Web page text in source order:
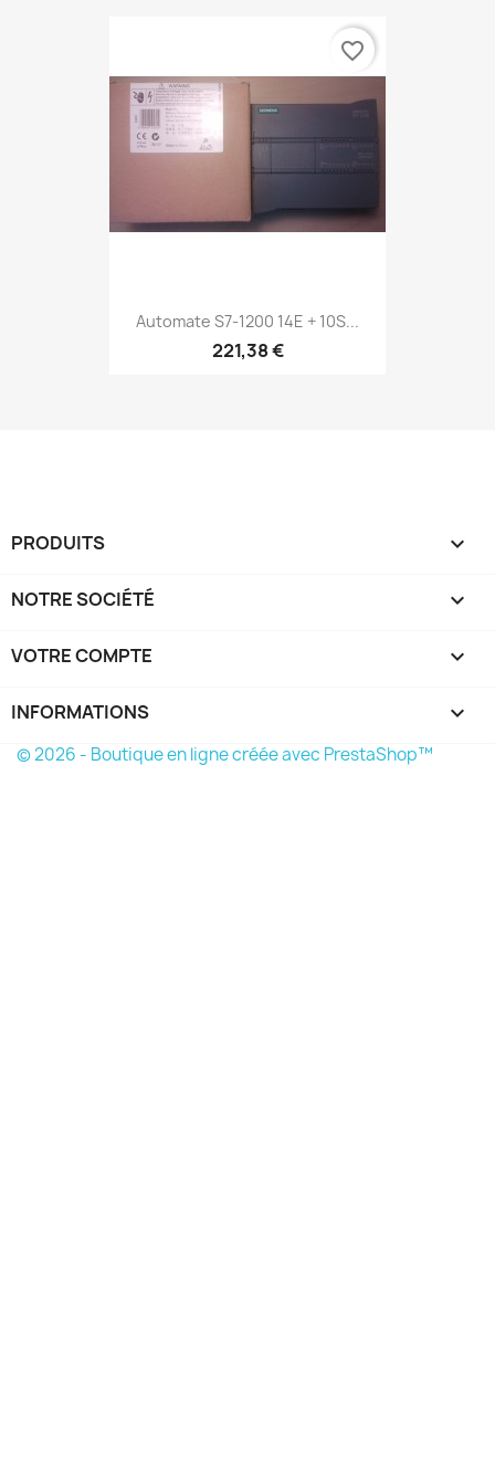
Automate S7-1200 14E + 10S...
221,38 €
favorite_border
PRODUITS 
NOTRE SOCIÉTÉ 
VOTRE COMPTE 
INFORMATIONS keyboard_arrow_down
© 2026 - Boutique en ligne créée avec PrestaShop™